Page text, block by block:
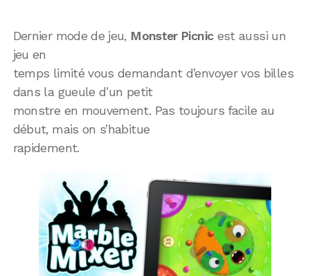
Dernier mode de jeu, Monster Picnicest aussi un
jeu en
temps limité vous demandant d’envoyer vos billes
dans la gueule d’un petit
monstre en mouvement. Pas toujours facile au
début, mais on s’habitue
rapidement.